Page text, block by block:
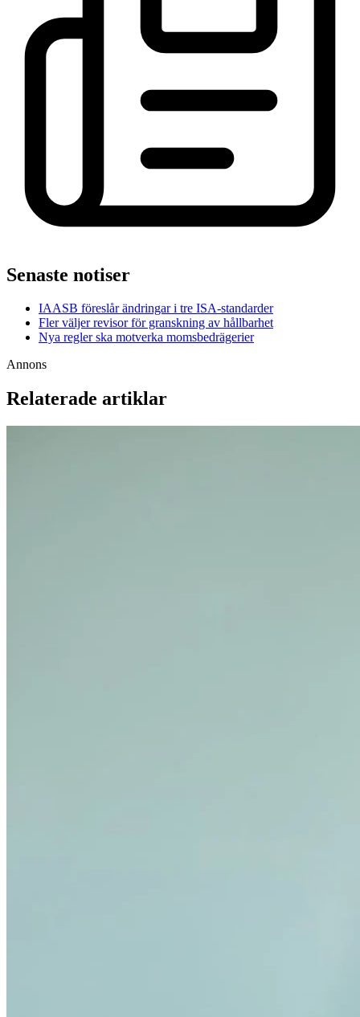
Senaste notiser
IAASB föreslår ändringar i tre ISA-standarder
Fler väljer revisor för granskning av hållbarhet
Nya regler ska motverka momsbedrägerier
Annons
Relaterade artiklar